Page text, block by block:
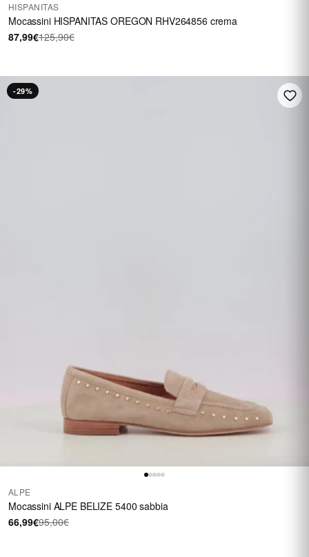
HISPANITAS
Mocassini HISPANITAS OREGON RHV264856 crema
87,99€125,90€
-29%
ALPE
Mocassini ALPE BELIZE 5400 sabbia
66,99€95,00€